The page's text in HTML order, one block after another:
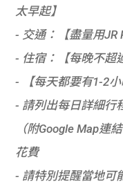
太早起】
- 交通：【盡量用JR
- 住宿：【每晚不超
- 【每天都要有1-2
- 請列出每日詳細行
（附Google Map連
花費
- 請特別提醒當地可